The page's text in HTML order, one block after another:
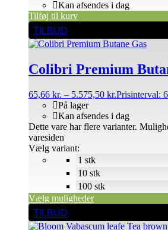
Kan afsendes i dag
Tilføj til kurv
TILBUD
Colibri Premium
65,66 kr. – 5.575,50 kr.Prisinterval:
På lager
Kan afsendes i dag
Vælg variant:
Vælg muligheder
Dette vare har flere varianter.
varesiden
1 stk
10 stk
100 stk
TILBUD